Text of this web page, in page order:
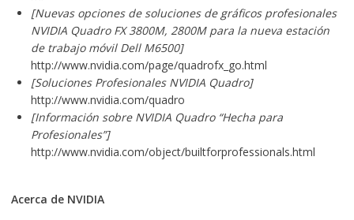
[Nuevas opciones de soluciones de gráficos profesionales
NVIDIA Quadro FX 3800M, 2800M para la nueva estación
de trabajo móvil Dell M6500]
http://www.nvidia.com/page/quadrofx_go.html
[Soluciones Profesionales NVIDIA Quadro]
http://www.nvidia.com/quadro
[Información sobre NVIDIA Quadro “Hecha para
Profesionales”]
http://www.nvidia.com/object/builtforprofessionals.html
Acerca de NVIDIA